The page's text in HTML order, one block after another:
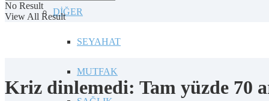
DİĞER
SEYAHAT
MUTFAK
No Result
View All Result
Kriz dinlemedi: Tam yüzde 70